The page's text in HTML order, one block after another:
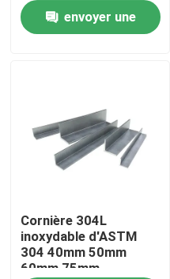
Produits
Au sujet de nous
Visite d'usine
Contrôle de qualité
Contactez-nous
envoyer une
Cornière 304L
inoxydable d'ASTM
304 40mm 50mm
60mm 75mm